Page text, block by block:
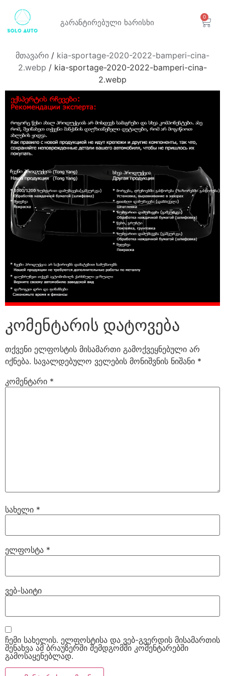
გარანტირებული ხარისხი
0
მთავარი / kia-sportage-2020-2022-bamperi-cina-
2.webp / kia-sportage-2020-2022-bamperi-cina-
2.webp
კომენტარის დატოვება
თქვენი ელფოსტის მისამართი გამოქვეყნებული არ
იქნება. სავალდებულო ველების მონიშვნის ნიშანი *
კომენტარი *
სახელი *
ელფოსტა *
ვებ-საიტი
ჩემი სახელის. ელფოსტისა და ვებ-გვერდის მისამართის
შენახვა ამ ბრაუზერში შემდგომში კომენტარებში
გამოსაყენებლად.